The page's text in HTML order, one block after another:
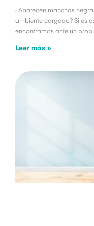
¿Aparecen manchas
ambiente cargado? Si es
encontramos ante un
Leer más »